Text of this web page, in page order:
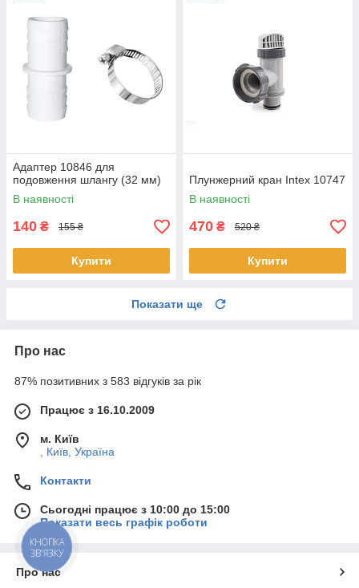
Адаптер 10846 для
подовження шлангу (32 мм)
В наявності
140 ₴ 155 ₴
Купити
Плунжерний кран Intex 10747
В наявності
470 ₴ 520 ₴
Купити
Показати ще
Про нас
87% позитивних з 583 відгуків за рік
Працює з 16.10.2009
м. Київ
, Київ, Україна
Контакти
Сьогодні працює з 10:00 до 15:00
Показати весь графік роботи
Про нас
КНОПКА
ЗВ'ЯЗКУ